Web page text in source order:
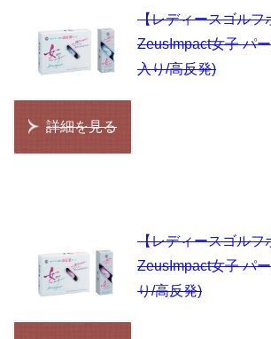
【レディースゴルフ
ZeusImpact女子 パ
入り/高反発)
詳細を見る
【レディースゴルフ
ZeusImpact女子 パ
り/高反発)